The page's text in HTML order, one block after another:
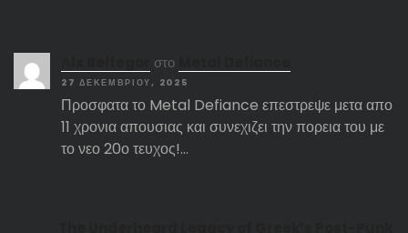
στο
27 ΔΕΚΕΜΒΡΊΟΥ, 2025
Προσφατα το Metal Defiance επεστρεψε μετα απο
11 χρονια απουσιας και συνεχιζει την πορεια του με
το νεο 20ο τευχος!…